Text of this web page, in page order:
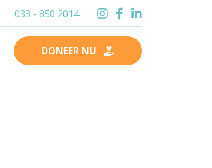
033 - 850 2014
DONEER NU